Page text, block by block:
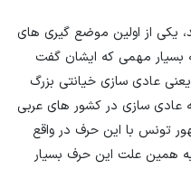
یکی از اولین موضع گیری های
مهمی که ایشان گفت
یعنی عادی سازی خیانتی بزرگ
سازی در کشور های عربی
تونس با این حرف در واقع
به همین علت این حرف بسیار